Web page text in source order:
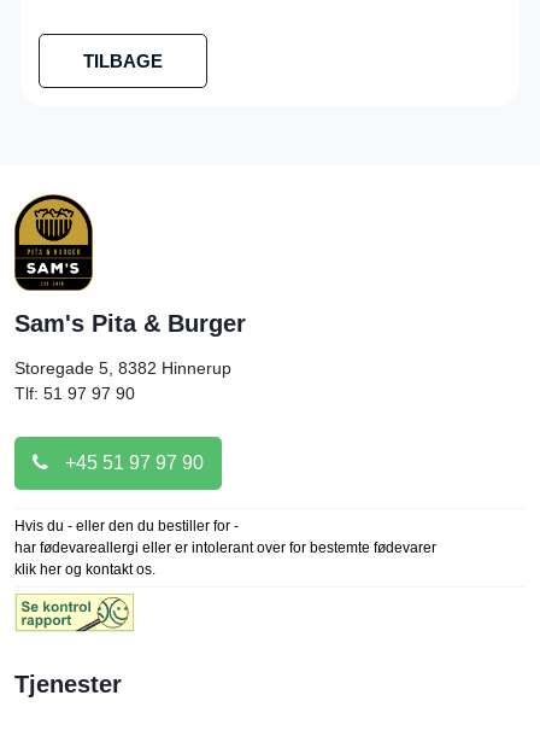
TILBAGE
Sam's Pita & Burger
Storegade 5, 8382 Hinnerup
Tlf: 51 97 97 90
+45 51 97 97 90
Hvis du - eller den du bestiller for -
har fødevareallergi eller er intolerant over for bestemte fødevarer
klik her og kontakt os.
Tjenester